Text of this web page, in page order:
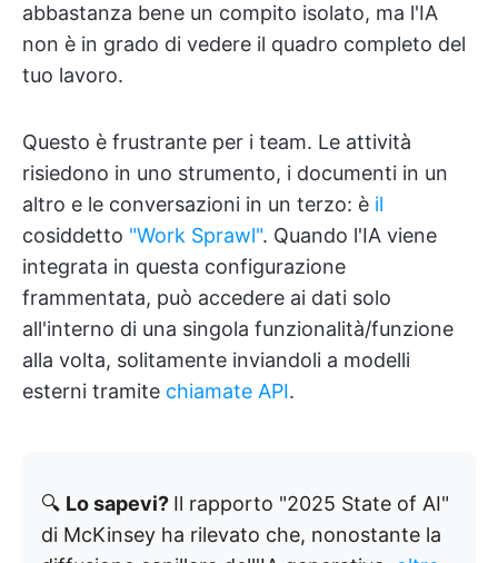
abbastanza bene un compito isolato, ma l'IA
non è in grado di vedere il quadro completo del
tuo lavoro.
Questo è frustrante per i team. Le attività
risiedono in uno strumento, i documenti in un
altro e le conversazioni in un terzo: è il
cosiddetto "Work Sprawl". Quando l'IA viene
integrata in questa configurazione
frammentata, può accedere ai dati solo
all'interno di una singola funzionalità/funzione
alla volta, solitamente inviandoli a modelli
esterni tramite chiamate API.
🔍 Lo sapevi? Il rapporto "2025 State of AI"
di McKinsey ha rilevato che, nonostante la